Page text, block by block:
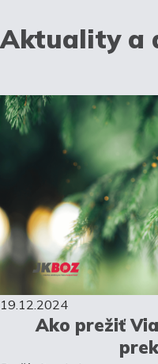
Aktuality a
19.12.2024
Ako prežiť